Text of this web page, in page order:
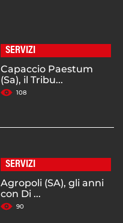
SERVIZI
Capaccio Paestum
(Sa), il Tribu...
108
SERVIZI
Agropoli (SA), gli anni
con Di ...
90